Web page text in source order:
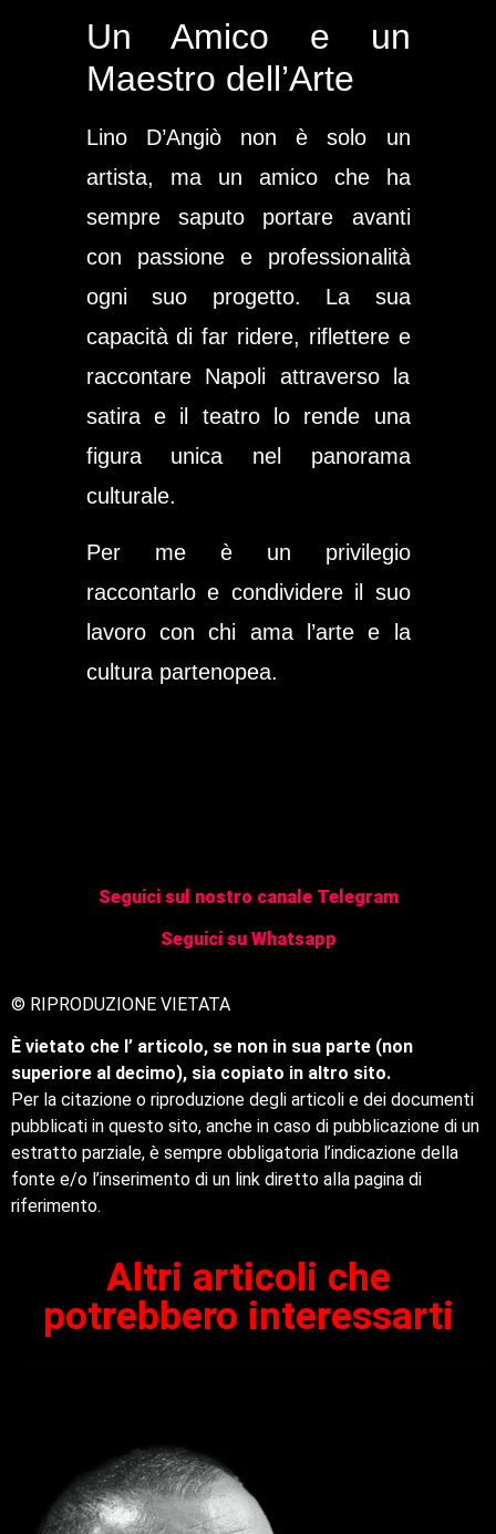
Un Amico e un
Maestro dell’Arte
Lino D’Angiò non è solo un
artista, ma un amico che ha
sempre saputo portare avanti
con passione e professionalità
ogni suo progetto. La sua
capacità di far ridere, riflettere e
raccontare Napoli attraverso la
satira e il teatro lo rende una
figura unica nel panorama
culturale.
Per me è un privilegio
raccontarlo e condividere il suo
lavoro con chi ama l’arte e la
cultura partenopea.
Seguici sul nostro canale Telegram
Seguici su Whatsapp
© RIPRODUZIONE VIETATA
È vietato che l’ articolo, se non in sua parte (non
superiore al decimo), sia copiato in altro sito.
Per la citazione o riproduzione degli articoli e dei documenti
pubblicati in questo sito, anche in caso di pubblicazione di un
estratto parziale, è sempre obbligatoria l’indicazione della
fonte e/o l’inserimento di un link diretto alla pagina di
riferimento.
Altri articoli che
potrebbero interessarti